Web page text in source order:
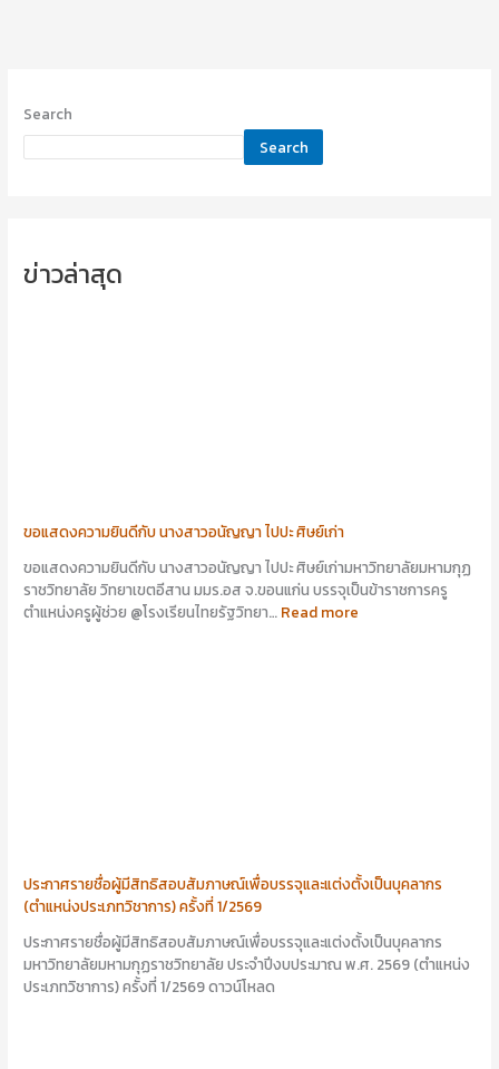
Search
Search
ข่าวล่าสุด
ขอแสดงความยินดีกับ นางสาวอนัญญา ไปปะ ศิษย์เก่า
ขอแสดงความยินดีกับ นางสาวอนัญญา ไปปะ ศิษย์เก่ามหาวิทยาลัยมหามกุฏ
ราชวิทยาลัย วิทยาเขตอีสาน มมร.อส จ.ขอนแก่น บรรจุเป็นข้าราชการครู
ตำแหน่งครูผู้ช่วย @โรงเรียนไทยรัฐวิทยา… Read more
ประกาศรายชื่อผู้มีสิทธิสอบสัมภาษณ์เพื่อบรรจุและแต่งตั้งเป็นบุคลากร
(ตำแหน่งประเภทวิชาการ) ครั้งที่ 1/2569
ประกาศรายชื่อผู้มีสิทธิสอบสัมภาษณ์เพื่อบรรจุและแต่งตั้งเป็นบุคลากร
มหาวิทยาลัยมหามกุฏราชวิทยาลัย ประจำปีงบประมาณ พ.ศ. 2569 (ตำแหน่ง
ประเภทวิชาการ) ครั้งที่ 1/2569 ดาวน์โหลด